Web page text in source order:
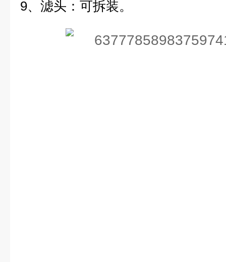
9、滤头：可拆装。